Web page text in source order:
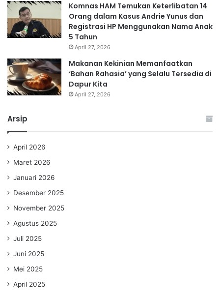
Komnas HAM Temukan Keterlibatan 14
Orang dalam Kasus Andrie Yunus dan
Registrasi HP Menggunakan Nama Anak
5 Tahun
April 27, 2026
Makanan Kekinian Memanfaatkan
‘Bahan Rahasia’ yang Selalu Tersedia di
Dapur Kita
April 27, 2026
Arsip
April 2026
Maret 2026
Januari 2026
Desember 2025
November 2025
Agustus 2025
Juli 2025
Juni 2025
Mei 2025
April 2025